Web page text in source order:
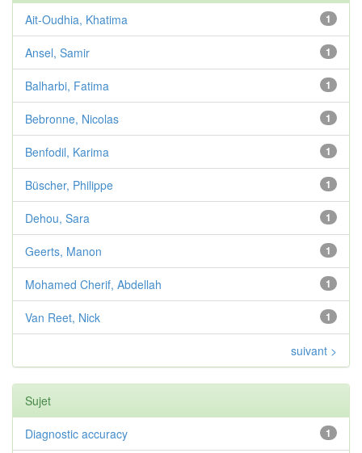
1
Ait-Oudhia, Khatima
1
Ansel, Samir
1
Balharbi, Fatima
1
Bebronne, Nicolas
1
Benfodil, Karima
1
Büscher, Philippe
1
Dehou, Sara
1
Geerts, Manon
1
Mohamed Cherif, Abdellah
1
Van Reet, Nick
suivant >
Sujet
1
Diagnostic accuracy